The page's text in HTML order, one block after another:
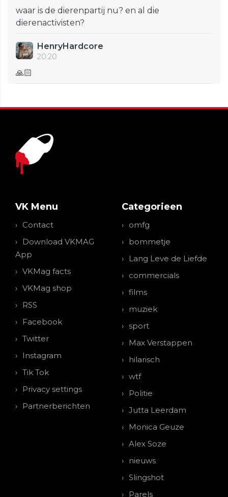
waar is de dierenpartij nu? en al die
dierenactivisten?
HenryHardcore
20:20
🙏🏻
VK Menu
Contact
Download VKMAG
App
VKMag facts
VKMag shop
RSS
Facebook
Twitter
Instagram
Tik Tok
Privacy settings
Partnerberichten
Categorieen
omfg
bommetje
Lang Leve de Liefde
commercials
films
muziek
sport
Max Verstappen
hilarisch
wtf
Politie
Jutta Leerdam
Monica Geuze
Alex Soze
nieuws
Slingshot
Parels